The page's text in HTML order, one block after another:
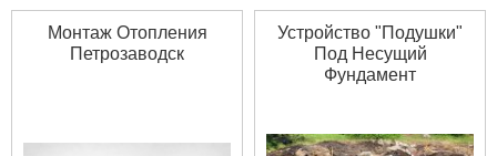
Монтаж Отопления
Петрозаводск
Устройство "Подушки"
Под Несущий
Фундамент